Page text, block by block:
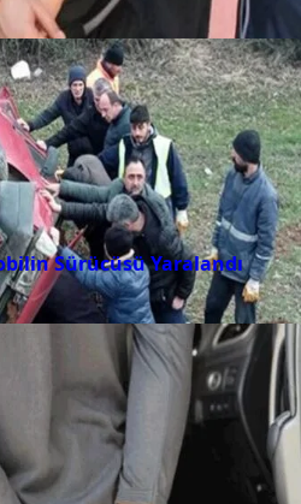
Sürücüsü Yaralandı